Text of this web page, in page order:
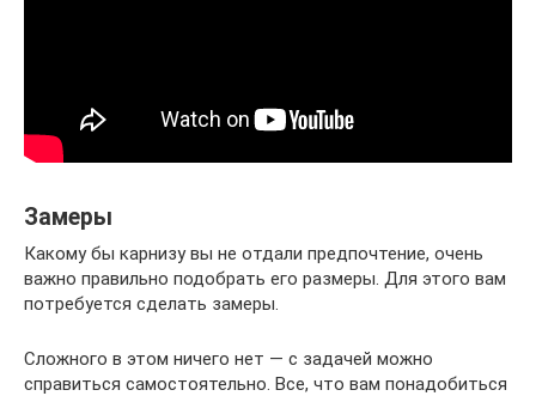
Замеры
Какому бы карнизу вы не отдали предпочтение, очень
важно правильно подобрать его размеры. Для этого вам
потребуется сделать замеры.
Сложного в этом ничего нет — с задачей можно
справиться самостоятельно. Все, что вам понадобиться